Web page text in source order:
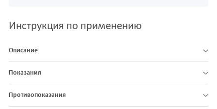
Инструкция по применению
Описание
Показания
Противопоказания